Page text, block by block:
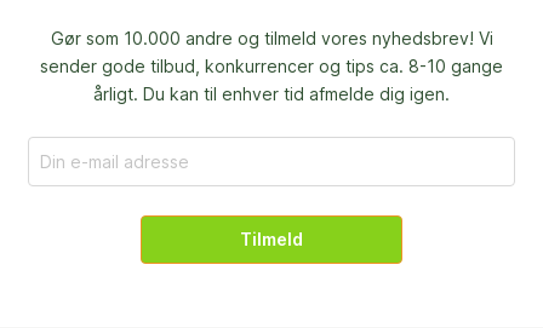
Gør som 10.000 andre og tilmeld vores nyhedsbrev! Vi
sender gode tilbud, konkurrencer og tips ca. 8-10 gange
årligt. Du kan til enhver tid afmelde dig igen.
Tilmeld